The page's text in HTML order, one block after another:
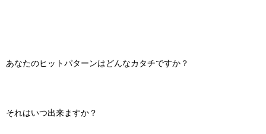
あなたのヒットパターンはどんなカタチですか？
それはいつ出来ますか？